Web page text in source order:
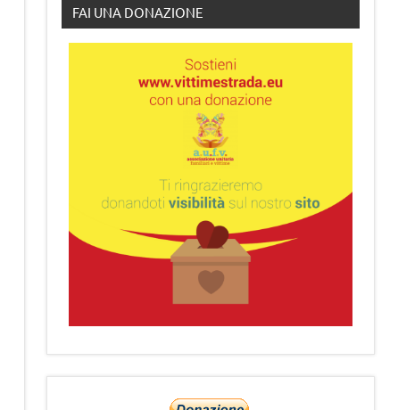
FAI UNA DONAZIONE